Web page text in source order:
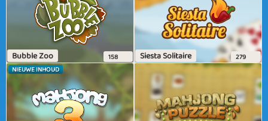
Bubble Zoo 158 Siesta Solitaire
279
NIEUWE INHOUD